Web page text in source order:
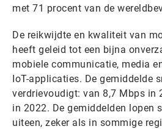
met 71 procent van de
De reikwijdte en kwaliteit van
heeft geleid tot een bijna
mobiele communicatie, media
IoT-applicaties. De gemiddelde
verdrievoudigt: van 8,7 Mbps in
in 2022. De gemiddelden lopen
uiteen, zeker als in sommige